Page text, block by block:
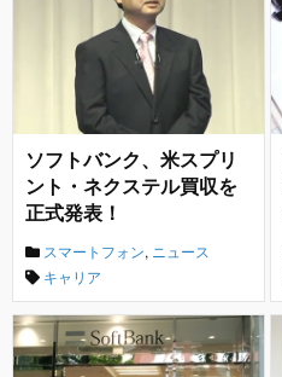
ソフトバンク、米スプリ
ント・ネクステル買収を
正式発表！
スマートフォン, ニュース
キャリア